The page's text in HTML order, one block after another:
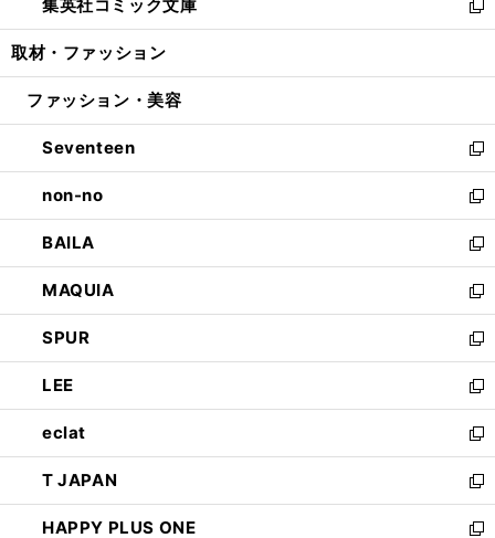
く
で
開
ド
ウ
開
ィ
ン
ウ
開
く
い
ウ
ン
ウ
で
開
く
集英社コミック文庫
新
し
ウ
ン
ド
ウ
で
開
く
取材・ファッション
ファッション・美容
Seventeen
新
し
い
ウ
ィ
ン
ド
ウ
で
開
く
non-no
新
し
い
ウ
ィ
ン
ド
ウ
で
開
く
BAILA
新
し
い
ウ
ィ
ン
ド
ウ
で
開
く
MAQUIA
新
し
い
ウ
ィ
ン
ド
ウ
で
開
く
SPUR
新
し
い
ウ
ィ
ン
ド
ウ
で
LEE
新
し
い
ウ
ィ
ン
ド
eclat
新
し
い
ウ
ィ
T JAPAN
新
し
い
HAPPY PLUS ONE
新